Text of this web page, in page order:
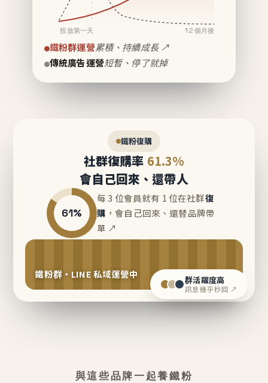
投放第一天 12 個月後
鐵粉群運營累積、持續成長 ↗
傳統廣告運營短暫、停了就掉
鐵粉復購
社群復購率 61.3%
會自己回來、還帶人
61%
每 3 位會員就有 1 位在社群復
購 ，會自己回來、還替品牌帶
單 ↗
鐵粉群・LINE 私域運營中 群活躍度高
訊息幾乎秒回 ↗
與這些品牌一起養鐵粉